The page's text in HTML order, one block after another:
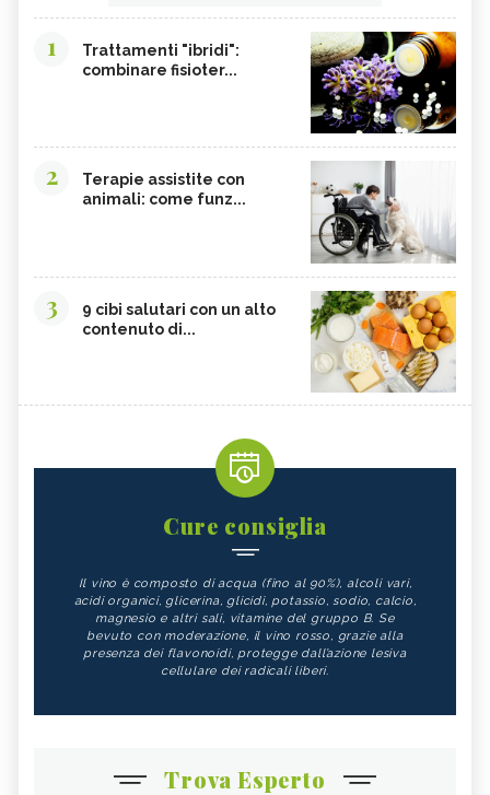
1
Trattamenti "ibridi":
combinare fisioter...
2
Terapie assistite con
animali: come funz...
3
9 cibi salutari con un alto
contenuto di...
Cure consiglia
Il vino è composto di acqua (fino al 90%), alcoli vari,
acidi organici, glicerina, glicidi, potassio, sodio, calcio,
magnesio e altri sali, vitamine del gruppo B. Se
bevuto con moderazione, il vino rosso, grazie alla
presenza dei flavonoidi, protegge dall’azione lesiva
cellulare dei radicali liberi.
Trova Esperto